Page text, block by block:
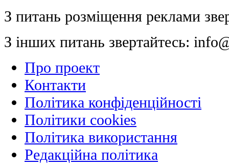
З питань розміщення реклами
З інших питань звертайтесь:
Про проект
Контакти
Політика конфіденційності
Політики cookies
Політика використання
Редакційна політика